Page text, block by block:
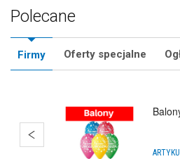
Polecane
Firmy Oferty specjalne